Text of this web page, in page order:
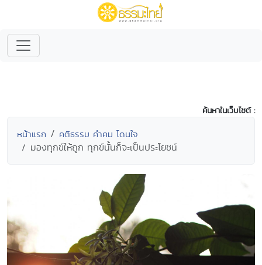
ค้นหาในเว็บไซต์ :
หน้าแรก คติธรรม คำคม โดนใจ
มองทุกข์ให้ถูก ทุกข์นั้นก็จะเป็นประโยชน์